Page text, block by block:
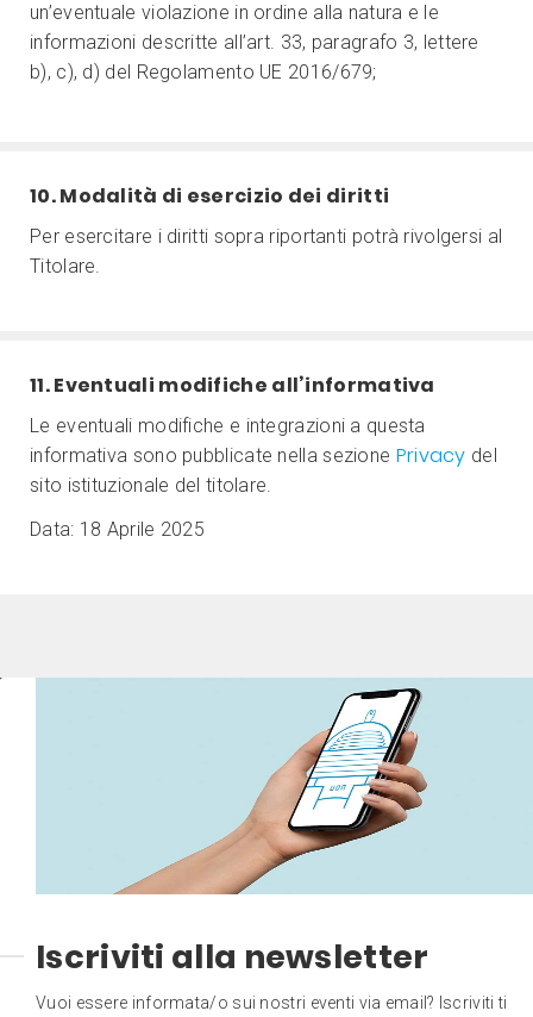
un’eventuale violazione in ordine alla natura e le
informazioni descritte all’art. 33, paragrafo 3, lettere
b), c), d) del Regolamento UE 2016/679;
10. Modalità di esercizio dei diritti
Per esercitare i diritti sopra riportanti potrà rivolgersi al
Titolare.
11. Eventuali modifiche all’informativa
Le eventuali modifiche e integrazioni a questa
informativa sono pubblicate nella sezione Privacy del
sito istituzionale del titolare.
Data: 18 Aprile 2025
Iscriviti alla newsletter
Vuoi essere informata/o sui nostri eventi via email? Iscriviti ti